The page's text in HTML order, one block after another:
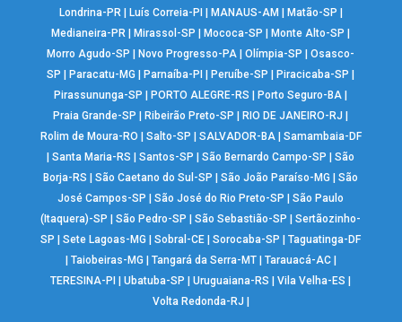
Londrina-PR| Luís Correia-PI MANAUS-AM Matão-SP
Medianeira-PR
Mirassol-SP Mococa-SP Monte Alto-SP
Morro Agudo-SP
Novo Progresso-PA |Olímpia-SP |Osasco-
SP
Paracatu-MG Parnaíba-PI Peruíbe-SP Piracicaba-SP
Pirassununga-SP
PORTO ALEGRE-RS Porto Seguro-BA
Praia Grande-SP
Ribeirão Preto-SP RIO DE JANEIRO-RJ
Rolim de Moura-RO
Salto-SP SALVADOR-BA| Samambaia-DF
|Santa Maria-RS |Santos-SP |São Bernardo Campo-SP |São
Borja-RS
|São Caetano do Sul-SP |São João Paraíso-MG |São
José Campos-SP
|São José do Rio Preto-SP |São Paulo
(Itaquera)-SP
|São Pedro-SP |São Sebastião-SP |Sertãozinho-
SP
|Sete Lagoas-MG |Sobral-CE |Sorocaba-SP |Taguatinga-DF
Taiobeiras-MG Tangará da Serra-MT| Tarauacá-AC|
TERESINA-PI
|Ubatuba-SP |Uruguaiana-RS |Vila Velha-ES
Volta Redonda-RJ